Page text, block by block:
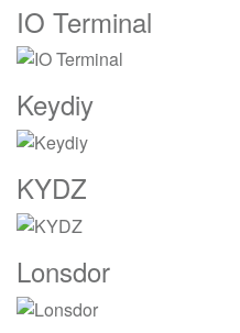
IO Terminal
Keydiy
KYDZ
Lonsdor